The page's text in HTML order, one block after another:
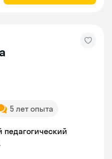
5 лет опыта
педагогический